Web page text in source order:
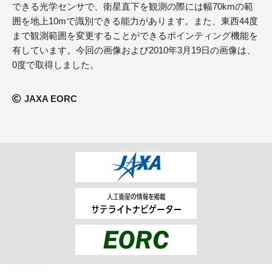
できる光学センサで、衛星直下を観測の際には幅70kmの範
囲を地上10mで識別できる能力があります。また、東西44度
まで観測範囲を変更することができるポインティング機能を
有しています。今回の画像および2010年3月19日の画像は、
0度で取得しました。
JAXA EORC